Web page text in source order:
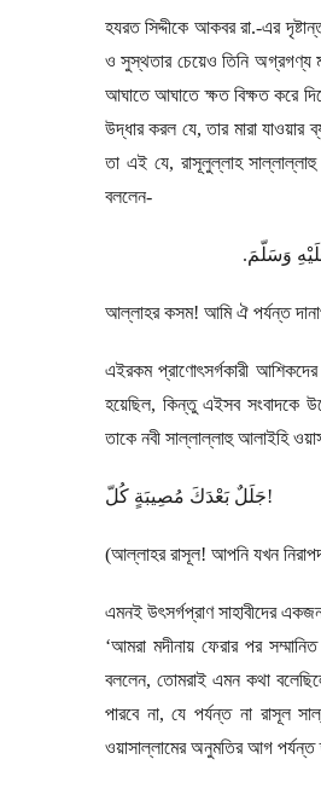
হযরত সিদ্দীকে আকবর রা.-এর
ও সুস্থতার চেয়েও তিনি অগ্রগণ্য
আঘাতে আঘাতে ক্ষত বিক্ষত করে
উদ্ধার করল যে,তার মারা
তা এই যে, রাসূলুল্লাহ
বললেন-
وَسَلّمَ.
আল্লাহর কসম! আমি ঐ পর্যন্ত
এইরকম প্রাণোৎসর্গকারী
হয়েছিল, কিন্তু এইসব সংবাদকে
তাকে নবী সাল্লাল্লাহু আলাইহি
كُلّ مُصِيبَةٍ بَعْدَكَ جَلَلٌ!
(আল্লাহর রাসূল! আপনি যখন
এমনই উৎসর্গপ্রাণ সাহাবীদের
‘আমরা মদীনায় ফেরার পর
বললেন,তোমরাই এমন কথা
পারবে না,যে পর্যন্ত না রাসূল
ওয়াসাল্লামের অনুমতির আগ পর্যন্ত